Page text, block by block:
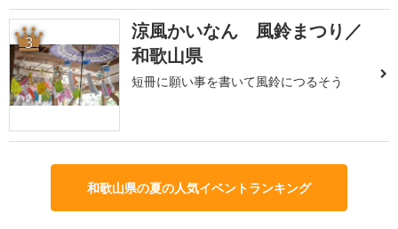
3
涼風かいなん 風鈴まつり／
和歌山県
短冊に願い事を書いて風鈴につるそう
和歌山県の夏の人気イベントランキング